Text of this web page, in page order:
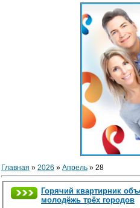
Главная » 2026 » Апрель » 28
Горячий квартирник
молодёжь трёх городов